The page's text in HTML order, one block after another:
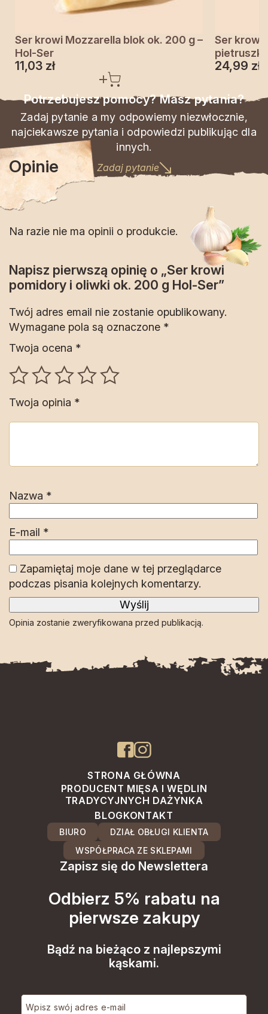
Ser krowi Mozzarella blok ok. 200 g –
Hol-Ser
11,03 zł
Ser krowi
24,99 zł
Potrzebujesz pomocy? Masz pytania?
Zadaj pytanie a my odpowiemy niezwłocznie,
najciekawsze pytania i odpowiedzi publikując dla
innych.
Zadaj pytanie
Opinie
Na razie nie ma opinii o produkcie.
Napisz pierwszą opinię o „Ser krowi
pomidory i oliwki ok. 200 g Hol-Ser”
Twój adres email nie zostanie opublikowany.
Wymagane pola są oznaczone *
Twoja ocena *
Twoja opinia *
Nazwa *
E-mail *
Zapamiętaj moje dane w tej przeglądarce
podczas pisania kolejnych komentarzy.
Opinia zostanie zweryfikowana przed publikacją.
STRONA GŁÓWNA
PRODUCENT MIĘSA I WĘDLIN
TRADYCYJNYCH DAŻYNKA
BLOGKONTAKT
BIURO
DZIAŁ OBŁUGI KLIENTA
WSPÓŁPRACA ZE SKLEPAMI
Zapisz się do Newslettera
Odbierz 5% rabatu na
pierwsze zakupy
Bądź na bieżąco z najlepszymi
kąskami.